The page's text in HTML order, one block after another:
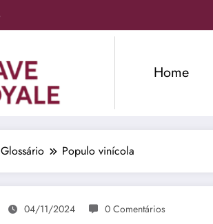
Home
Glossário Populo vinícola
04/11/2024 0 Comentários